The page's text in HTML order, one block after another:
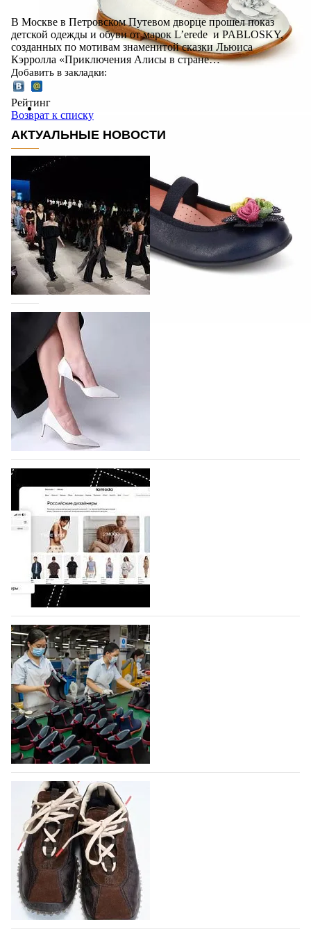
В Москве в Петровском Путевом дворце прошел показ
детской одежды и обуви от марок L’erede и PABLOSKY,
созданных по мотивам знаменитой сказки Льюиса
Кэрролла «Приключения Алисы в стране…
Добавить в закладки:
Рейтинг
Возврат к списку
АКТУАЛЬНЫЕ НОВОСТИ
На участие в Московской неделе моды
подано 1047 заявок
На участие в седьмой Московской неделе моды,
которая пройдет в российской столице с 26 сентября
по 1 октября, уже подано 1047 заявок. Примерно
половину из них (494) прислали дизайнеры,
коллекции которых не были представлены в…
07.08.2026 365
BALLINA представит свои новинки на Euro
Shoes
Компания BALLINA Guangzhou Lihuang Footwear
Co., Ltd., основанная в 2011 году и расположенная в
Гуанчжоу, столице моды Китая, является
профессиональной обувной компанией,
объединяющей разработку, производство и…
07.08.2026 282
На платформе Lamoda - новый раздел и
условия продвижения локальных
дизайнерских марок
Российский маркетплейс Lamoda решил обновить
раздел для продажи продукции локальных
дизайнерских марок одежды, обуви и аксессуаров.
Бренды также получат маркетинговую…
06.08.2026 453
Объем мирового производства обуви в
2025 году практически не увеличился
В 2025 году мировое производство обуви
практически не изменилось, зафиксировав
незначительный рост на 0,1% до 24,6 млрд пар, -
данные опубликованы в аналитическом вестнике
«Всемирный ежегодник обуви 2026», Португальской
ассоциацией…